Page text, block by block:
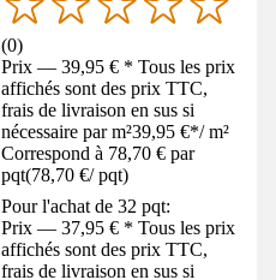
(0)
Prix — 39,95 € * Tous les prix
affichés sont des prix TTC,
frais de livraison en sus si
nécessaire par m²39,95 €*/ m²
Correspond à 78,70 € par
pqt(78,70 €/ pqt)
Pour l'achat de 32 pqt:
Prix — 37,95 € * Tous les prix
affichés sont des prix TTC,
frais de livraison en sus si